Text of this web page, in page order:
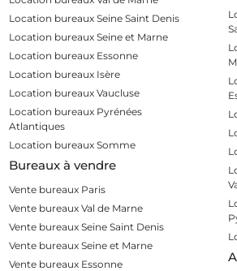
Location bureaux Seine Saint Denis
Location bureaux Seine et Marne
Location bureaux Essonne
Location bureaux Isère
Location bureaux Vaucluse
Location bureaux Pyrénées
Atlantiques
Location bureaux Somme
Bureaux à vendre
Vente bureaux Paris
Vente bureaux Val de Marne
Vente bureaux Seine Saint Denis
Vente bureaux Seine et Marne
Vente bureaux Essonne